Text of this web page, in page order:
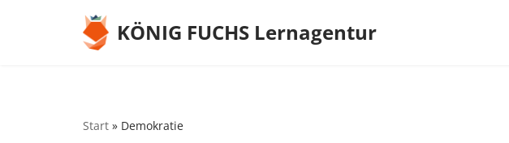
KÖNIG FUCHS Lernagentur
Start » Demokratie